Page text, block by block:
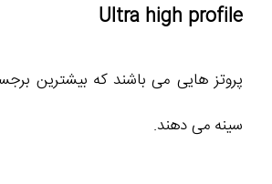
Ultra high profile
پروتز هایی می باشند که بیشترین
سینه می دهند.